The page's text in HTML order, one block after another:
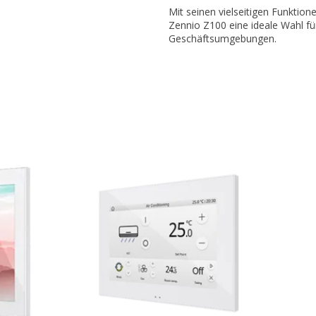
Mit seinen vielseitigen
Zennio Z100 eine ideale Wahl
Geschäftsumgebungen.